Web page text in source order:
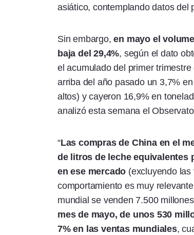
asiático, contemplando datos del
Sin embargo,en mayo el
baja del 29,4%, según el dato
el acumulado del primer
arriba del año pasado un 3,7%
altos) y cayeron 16,9% en
analizó esta semana el
“Las compras de China en el
de litros de leche equivalentes
en ese mercado (excluyendo
comportamiento es muy
mundial se venden 7.500
mes de mayo, de unos 530
7% en las ventas mundiales,